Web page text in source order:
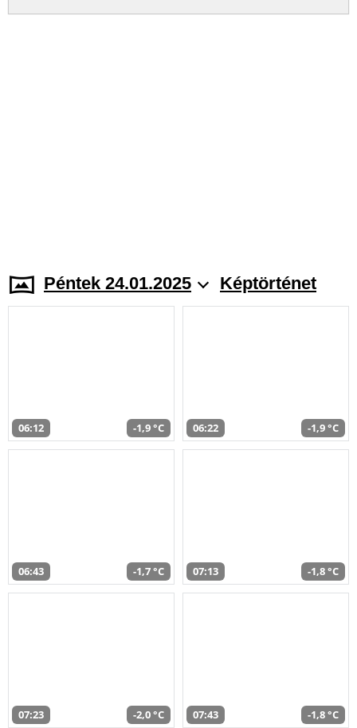
Péntek 24.01.2025 Képtörténet
06:12 -1,9 °C 06:22 -1,9 °C
06:43 -1,7 °C 07:13 -1,8 °C
07:23 -2,0 °C 07:43 -1,8 °C